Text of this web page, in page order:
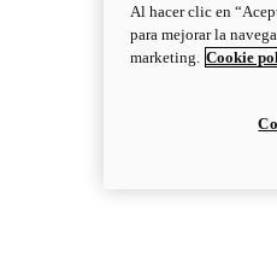
Al hacer clic en
para mejorar la
marketing. Cookie